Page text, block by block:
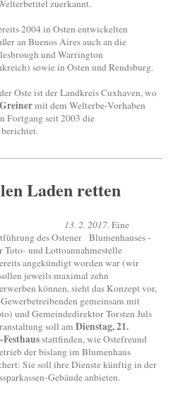
zuerkannt.
2004 in Osten entwickelten
an Buenos Aires auch an die
und Warrington
sowie in Osten und Rendsburg.
Oste ist der Landkreis Cuxhaven, wo
mit dem Welterbe-Vorhaben
Fortgang seit 2003 die
berichtet.
Laden retten
13. 2. 2017. Eine
des Ostener Blumenhauses -
Toto- und Lottoannahmestelle
angekündigt worden war (wir
jeweils maximal zehn
können, sieht das Konzept vor,
gemeinsam mit
und Gemeindedirektor Torsten Juls
soll am Dienstag, 21.
stattfinden, wie Ostefreund
der bislang im Blumenhaus
Sie soll ihre Dienste künftig in der
Gebäude anbieten.